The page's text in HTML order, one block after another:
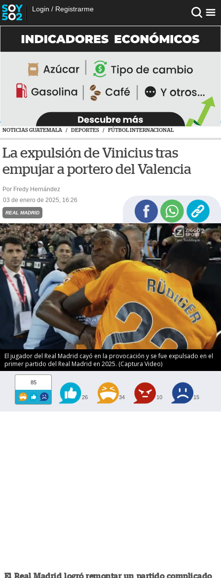
Login / Registrarme
NOTICIAS GUATEMALA / DEPORTES / FÚTBOL INTERNACIONAL
La expulsión de Vinicius tras
empujar a portero del Valencia
Por Fredy Hernández
03 de enero de 2025, 16:26
REAL MADRID
El jugador del Real Madrid cayó en la provocación y se fue expulsado en el
primer partido del Real Madrid en 2025. (Captura Video)
85
26 34 10 15
El Real Madrid logró remontar un partido complicado